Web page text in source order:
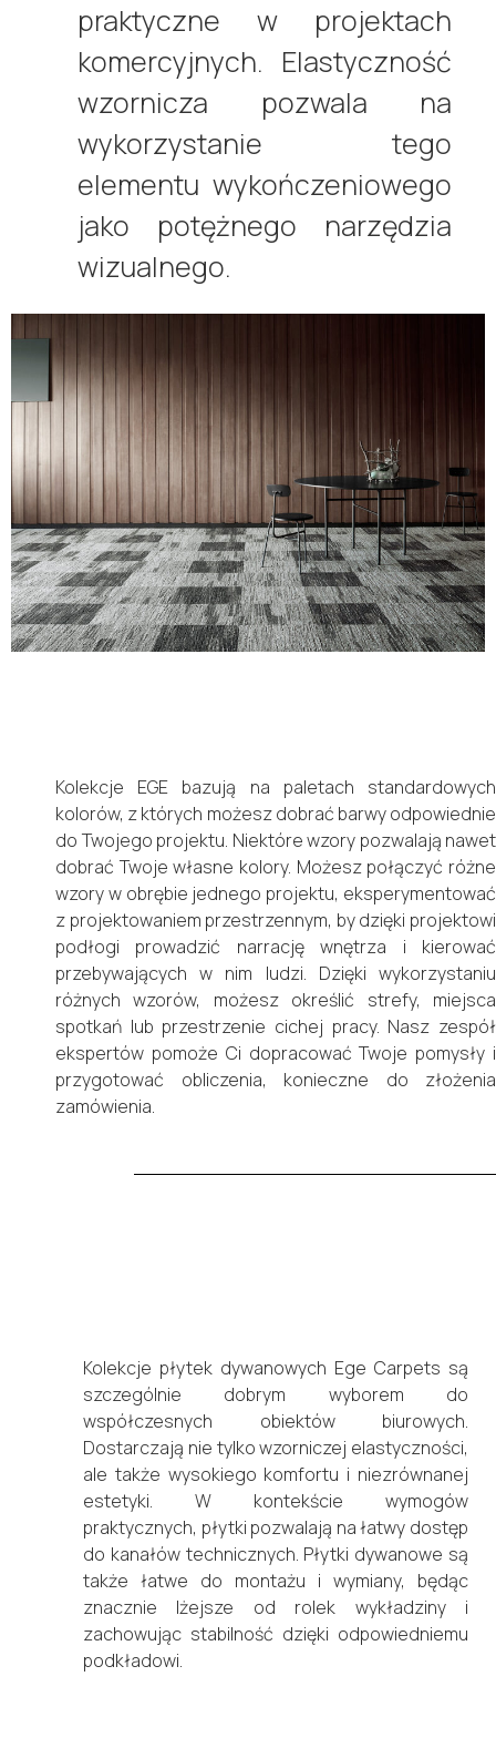
praktyczne w projektach
komercyjnych. Elastyczność
wzornicza pozwala na
wykorzystanie tego
elementu wykończeniowego
jako potężnego narzędzia
wizualnego.
Kolekcje EGE bazują na paletach standardowych
kolorów, z których możesz dobrać barwy odpowiednie
do Twojego projektu. Niektóre wzory pozwalają nawet
dobrać Twoje własne kolory. Możesz połączyć różne
wzory w obrębie jednego projektu, eksperymentować
z projektowaniem przestrzennym, by dzięki projektowi
podłogi prowadzić narrację wnętrza i kierować
przebywających w nim ludzi. Dzięki wykorzystaniu
różnych wzorów, możesz określić strefy, miejsca
spotkań lub przestrzenie cichej pracy. Nasz zespół
ekspertów pomoże Ci dopracować Twoje pomysły i
przygotować obliczenia, konieczne do złożenia
zamówienia.
Kolekcje płytek dywanowych Ege Carpets są
szczególnie dobrym wyborem do
współczesnych obiektów biurowych.
Dostarczają nie tylko wzorniczej elastyczności,
ale także wysokiego komfortu i niezrównanej
estetyki. W kontekście wymogów
praktycznych, płytki pozwalają na łatwy dostęp
do kanałów technicznych. Płytki dywanowe są
także łatwe do montażu i wymiany, będąc
znacznie lżejsze od rolek wykładziny i
zachowując stabilność dzięki odpowiedniemu
podkładowi.